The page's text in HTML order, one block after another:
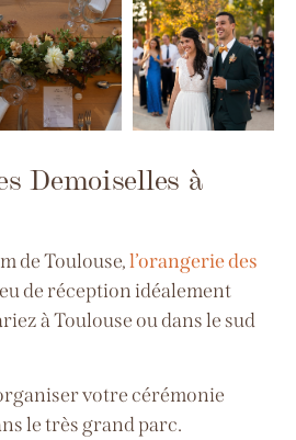
Demoiselles à
de Toulouse,l’orangerie des
de réception idéalement
à Toulouse ou dans le sud
votre cérémonie
le très grand parc.